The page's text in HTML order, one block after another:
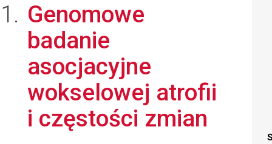
Genomowe
badanie
asocjacyjne
wokselowej atrofii
i częstości zmian